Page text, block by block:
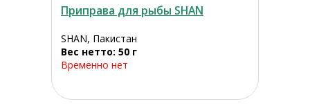
Приправа для рыбы SHAN
SHAN, Пакистан
Вес нетто: 50 г
Временно нет